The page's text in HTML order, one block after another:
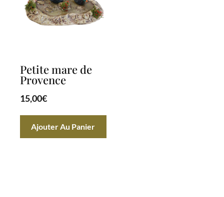
Petite mare de
Provence
15,00€
Ajouter Au Panier